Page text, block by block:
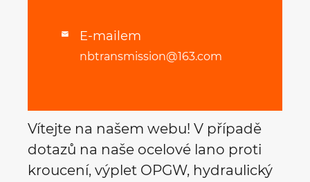
 E-mailem
nbtransmission@163.com
Vítejte na našem webu! V případě
dotazů na naše ocelové lano proti
kroucení, výplet OPGW, hydraulický